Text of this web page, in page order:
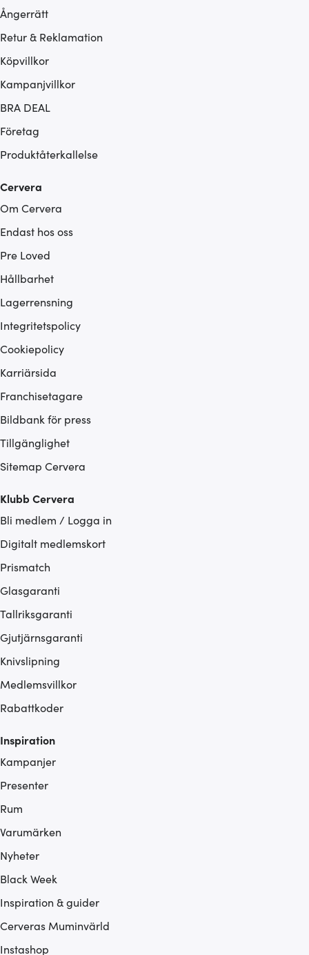
Ångerrätt
Retur & Reklamation
Köpvillkor
Kampanjvillkor
BRA DEAL
Företag
Produktåterkallelse
Cervera
Om Cervera
Endast hos oss
Pre Loved
Hållbarhet
Lagerrensning
Integritetspolicy
Cookiepolicy
Karriärsida
Franchisetagare
Bildbank för press
Tillgänglighet
Sitemap Cervera
Klubb Cervera
Bli medlem / Logga in
Digitalt medlemskort
Prismatch
Glasgaranti
Tallriksgaranti
Gjutjärnsgaranti
Knivslipning
Medlemsvillkor
Rabattkoder
Inspiration
Kampanjer
Presenter
Rum
Varumärken
Nyheter
Black Week
Inspiration & guider
Cerveras Muminvärld
Instashop